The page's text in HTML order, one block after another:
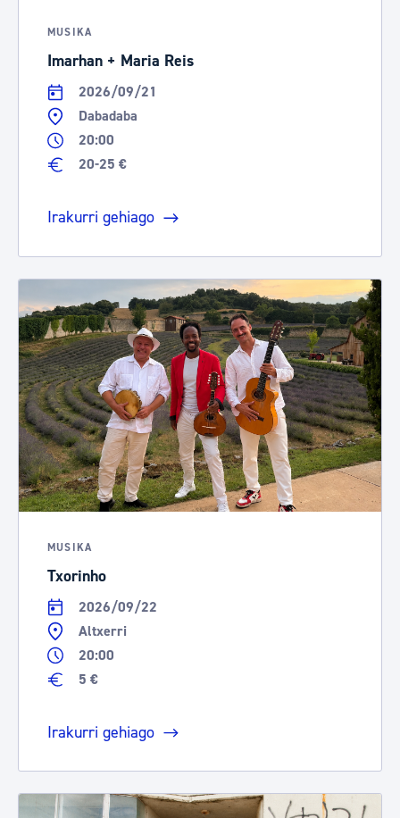
MUSIKA
Imarhan + Maria Reis
2026/09/21
Dabadaba
20:00
20-25 €
Irakurri gehiago
MUSIKA
Txorinho
2026/09/22
Altxerri
20:00
5 €
Irakurri gehiago